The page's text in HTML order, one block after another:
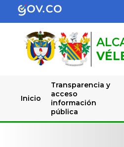
Inicio
Transparencia y
acceso
información
pública